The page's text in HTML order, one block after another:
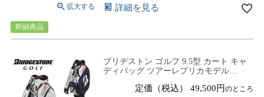
詳細を見る
即納商品
ブリヂストン ゴルフ 9.5型 カート キャ
ディバッグ ツアーレプリカモデル
印無料！ 2026年モデル BRIDGESTONE
定価（税込） 49,500 のところ